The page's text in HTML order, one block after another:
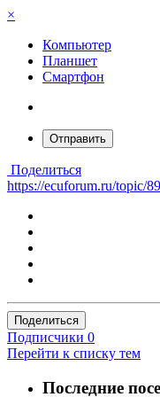
×
Компьютер
Планшет
Смартфон
Отправить
Поделиться
https://ecuforum.ru/topic/
Поделиться
Подписчики 0
Перейти к списку тем
Последние